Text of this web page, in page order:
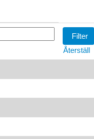
Återställ